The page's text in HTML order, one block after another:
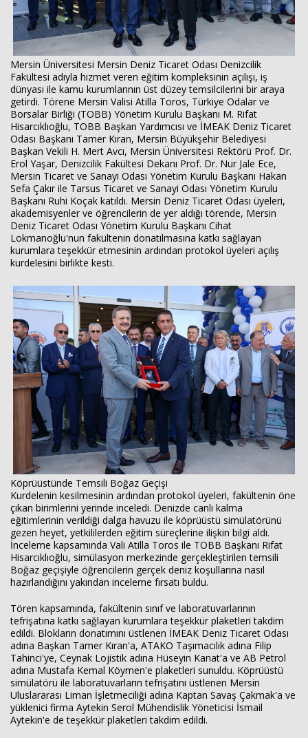
Mersin Üniversitesi Mersin Deniz Ticaret Odası Denizcilik
Fakültesi adıyla hizmet veren eğitim kompleksinin açılışı, iş
dünyası ile kamu kurumlarının üst düzey temsilcilerini bir araya
getirdi. Törene Mersin Valisi Atilla Toros, Türkiye Odalar ve
Borsalar Birliği (TOBB) Yönetim Kurulu Başkanı M. Rifat
Hisarcıklıoğlu, TOBB Başkan Yardımcısı ve İMEAK Deniz Ticaret
Odası Başkanı Tamer Kıran, Mersin Büyükşehir Belediyesi
Başkan Vekili H. Mert Avcı, Mersin Üniversitesi Rektörü Prof. Dr.
Erol Yaşar, Denizcilik Fakültesi Dekanı Prof. Dr. Nur Jale Ece,
Mersin Ticaret ve Sanayi Odası Yönetim Kurulu Başkanı Hakan
Sefa Çakır ile Tarsus Ticaret ve Sanayi Odası Yönetim Kurulu
Başkanı Ruhi Koçak katıldı. Mersin Deniz Ticaret Odası üyeleri,
akademisyenler ve öğrencilerin de yer aldığı törende, Mersin
Deniz Ticaret Odası Yönetim Kurulu Başkanı Cihat
Lokmanoğlu'nun fakültenin donatılmasına katkı sağlayan
kurumlara teşekkür etmesinin ardından protokol üyeleri açılış
kurdelesini birlikte kesti.
Köprüüstünde Temsili Boğaz Geçişi
Kurdelenin kesilmesinin ardından protokol üyeleri, fakültenin öne
çıkan birimlerini yerinde inceledi. Denizde canlı kalma
eğitimlerinin verildiği dalga havuzu ile köprüüstü simülatörünü
gezen heyet, yetkililerden eğitim süreçlerine ilişkin bilgi aldı.
İnceleme kapsamında Vali Atilla Toros ile TOBB Başkanı Rifat
Hisarcıklıoğlu, simülasyon merkezinde gerçekleştirilen temsili
Boğaz geçişiyle öğrencilerin gerçek deniz koşullarına nasıl
hazırlandığını yakından inceleme fırsatı buldu.
Tören kapsamında, fakültenin sınıf ve laboratuvarlarının
tefrişatına katkı sağlayan kurumlara teşekkür plaketleri takdim
edildi. Blokların donatımını üstlenen İMEAK Deniz Ticaret Odası
adına Başkan Tamer Kıran'a, ATAKO Taşımacılık adına Filip
Tahinci'ye, Ceynak Lojistik adına Hüseyin Kanat'a ve AB Petrol
adına Mustafa Kemal Köymen'e plaketleri sunuldu. Köprüüstü
simülatörü ile laboratuvarların tefrişatını üstlenen Mersin
Uluslararası Liman İşletmeciliği adına Kaptan Savaş Çakmak'a ve
yüklenici firma Aytekin Serol Mühendislik Yöneticisi İsmail
Aytekin'e de teşekkür plaketleri takdim edildi.
Haberin Doğru Adresi.